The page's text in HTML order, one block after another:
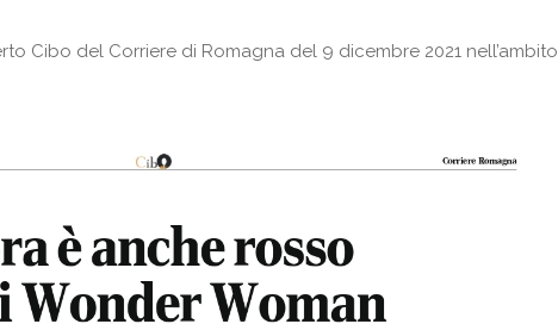
Cibo del Corriere di Romagna del 9 dicembre 2021 nell’ambito